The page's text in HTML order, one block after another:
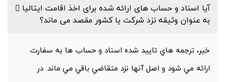
آیا اسناد و حساب های ارائه شده برای اخذ اقامت ایتالیا
به عنوان وثیقه نزد شرکت یا کشور مقصد می ماند؟
خير، ترجمه هاي تاييد شده اسناد و حساب ها به سفارت
ارائه مي شود و اصل آنها نزد متقاضي باقي مي ماند. در